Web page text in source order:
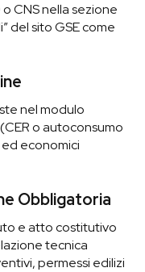
CNS nella sezione
del sito GSE come
nel modulo
o autoconsumo
economici
Obbligatoria
e atto costitutivo
tecnica
permessi edilizi